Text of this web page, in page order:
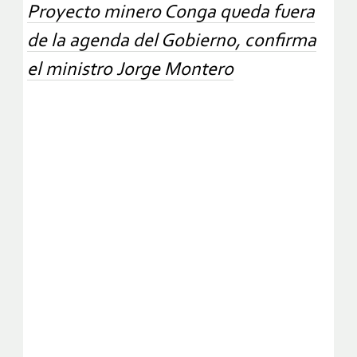
Proyecto minero Conga queda fuera
de la agenda del Gobierno, confirma
el ministro Jorge Montero